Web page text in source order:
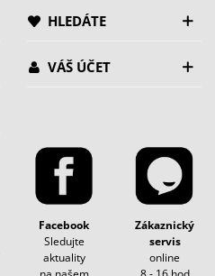
HLEDÁTE
VÁŠ ÚČET
Facebook
Sledujte
aktuality
Zákaznický
servis
online